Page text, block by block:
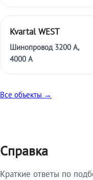
Kvartal WEST
Шинопровод 3200 А,
4000 А
Все объекты →
Справка
Краткие ответы по